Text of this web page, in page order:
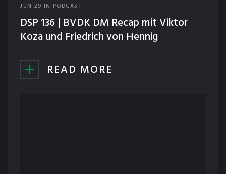
JUN 29 IN PODCAST
DSP 136 | BVDK DM Recap mit Viktor
Koza und Friedrich von Hennig
READ MORE